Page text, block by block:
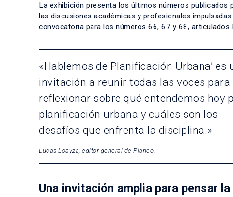
La exhibición presenta los últimos números
las discusiones académicas y profesionales
convocatoria para los números 66, 67 y 68, articulados
«Hablemos de Planificación Urbana’ es
invitación a reunir todas las voces para
reflexionar sobre qué entendemos hoy
planificación urbana y cuáles son los
desafíos que enfrenta la disciplina.»
Lucas Loayza, editor general de Planeo.
Una invitación amplia para pensar